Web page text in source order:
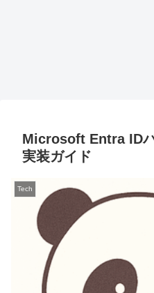
Microsoft Entra ID
実装ガイド
Tech